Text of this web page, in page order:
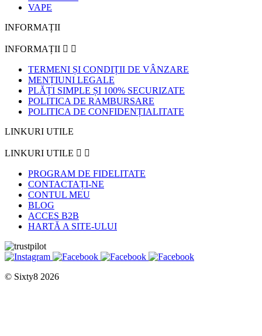
VAPE
INFORMAȚII
INFORMAȚII  
TERMENI ȘI CONDIȚII DE VÂNZARE
MENȚIUNI LEGALE
PLĂȚI SIMPLE ȘI 100% SECURIZATE
POLITICA DE RAMBURSARE
POLITICA DE CONFIDENȚIALITATE
LINKURI UTILE
LINKURI UTILE  
PROGRAM DE FIDELITATE
CONTACTAȚI-NE
CONTUL MEU
BLOG
ACCES B2B
HARTĂ A SITE-ULUI
© Sixty8 2026